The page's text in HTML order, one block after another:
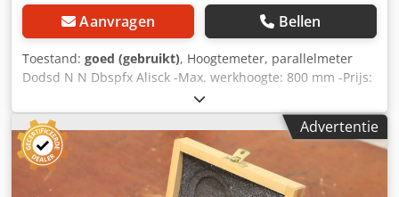
Aanvragen Bellen
Toestand: goed (gebruikt), Hoogtemeter, parallelmeter
Dodsd N N Dbspfx Alisck -Max. werkhoogte: 800 mm -Prijs:
per stuk -Aantal: 2 stuks -Afmetingen: 380/90/H855 mm -
Gewicht: 7,5 kg
Advertentie